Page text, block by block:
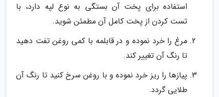
استفاده برای پخت آن بستگی به نوع لپه دارد، با
تست کردن از پخت کامل آن مطمئن شوید.
مرغ را خرد نموده و در قابلمه با کمی روغن تفت دهید
تا رنگ آن تغییر کند.
پیازها را ریز خرد نموده و با روغن سرخ کنید تا رنگ آن
طلایی گردد.